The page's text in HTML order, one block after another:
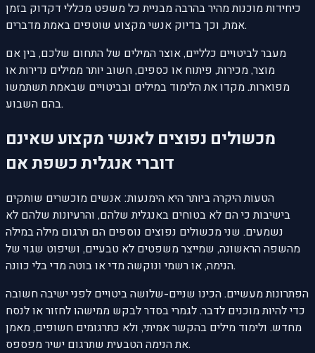
כיחידות מוכנות מהיר בהרבה מבניית כל משפט מכללי דקדוק בזמן
אמת, וכך בדיוק אנשי מקצוע שוטפים באמת מדברים.
מעבר לביטויים כלליים, אוצר המילים של התחום שלכם, בין אם
מוצר, מכירות, פיתוח או כספים, חשוב יותר ממילים נדירות או
מפוארות. מקדו את הלימוד במילים ובביטויים שבאמת תשתמשו
בהם השבוע.
מכשולים נפוצים לאנשי מקצוע שאינם
דוברי אנגלית כשפת אם
הטעות היקרה ביותר היא הימנעות: אנשים מוכשרים שותקים
בישיבות כי הם לא בטוחים באנגלית שלהם, והרעיונות שלהם לא
נשמעים. שני מכשולים נפוצים נוספים הם תרגום מילה במילה
מהשפה הראשונה, שמייצר משפטים לא טבעיים, ושיפוט שגוי של
הנימה, או רשמי ונוקשה מדי או בוטה מדי בלי כוונה.
הפתרונות מעשיים. הכינו שניים-שלושה ביטויים לפני ישיבה חשובה
כדי להיות מוכנים לדבר. לגמרי בסדר לבקש ממישהו לחזור או לנסח
מחדש. ולימוד מילים בהקשר אמיתי, ולא כתרגומים חשופים, מאמן
את הנימה הטבעית שתרגום ישיר מפספס.